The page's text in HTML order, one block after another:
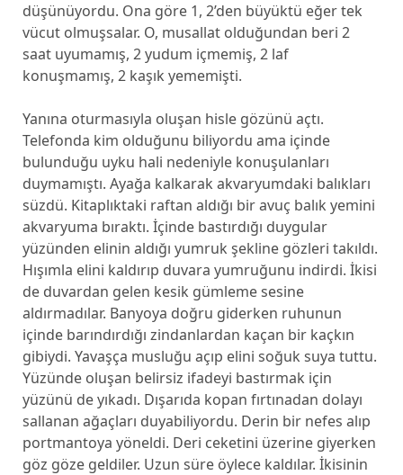
düşünüyordu. Ona göre 1, 2’den büyüktü eğer tek
vücut olmuşsalar. O, musallat olduğundan beri 2
saat uyumamış, 2 yudum içmemiş, 2 laf
konuşmamış, 2 kaşık yememişti.
Yanına oturmasıyla oluşan hisle gözünü açtı.
Telefonda kim olduğunu biliyordu ama içinde
bulunduğu uyku hali nedeniyle konuşulanları
duymamıştı. Ayağa kalkarak akvaryumdaki balıkları
süzdü. Kitaplıktaki raftan aldığı bir avuç balık yemini
akvaryuma bıraktı. İçinde bastırdığı duygular
yüzünden elinin aldığı yumruk şekline gözleri takıldı.
Hışımla elini kaldırıp duvara yumruğunu indirdi. İkisi
de duvardan gelen kesik gümleme sesine
aldırmadılar. Banyoya doğru giderken ruhunun
içinde barındırdığı zindanlardan kaçan bir kaçkın
gibiydi. Yavaşça musluğu açıp elini soğuk suya tuttu.
Yüzünde oluşan belirsiz ifadeyi bastırmak için
yüzünü de yıkadı. Dışarıda kopan fırtınadan dolayı
sallanan ağaçları duyabiliyordu. Derin bir nefes alıp
portmantoya yöneldi. Deri ceketini üzerine giyerken
göz göze geldiler. Uzun süre öylece kaldılar. İkisinin